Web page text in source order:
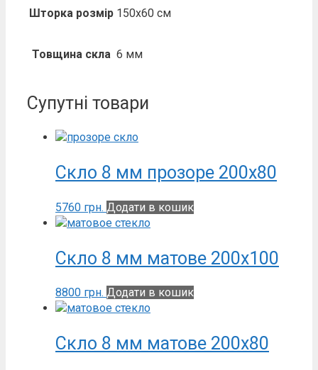
Шторка розмір 150х60 см
Товщина скла 6 мм
Супутні товари
Скло 8 мм прозоре 200х80
5760 грн. Додати в кошик
Скло 8 мм матове 200х100
8800 грн. Додати в кошик
Скло 8 мм матове 200х80